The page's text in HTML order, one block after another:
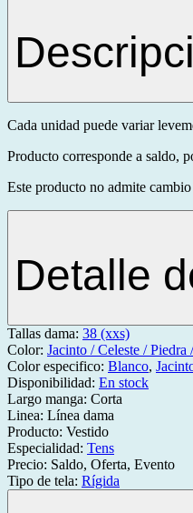
Cada unidad puede variar
Producto corresponde a saldo,
Este producto no admite
Detalle
Tallas dama: 38 (xxs)
Color: Jacinto / Celeste /
Color especifico: Blanco,
Disponibilidad: En stock
Largo manga: Corta
Linea: Línea dama
Producto: Vestido
Especialidad: Tens
Precio: Saldo, Oferta, Evento
Tipo de tela: Rígida